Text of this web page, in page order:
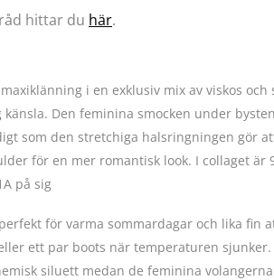
hittar du här.
i en exklusiv mix av viskos
Den feminina smocken under
som den stretchiga halsringningen gör
för en mer romantisk look. I collaget är
på sig
för varma sommardagar och lika fin
ett par boots när temperaturen
siluett medan de feminina